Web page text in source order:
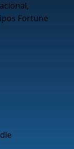
Fortune